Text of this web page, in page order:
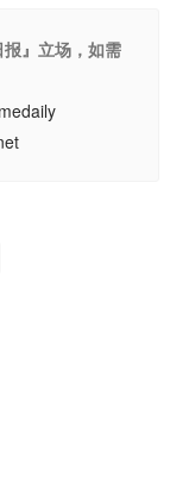
』立场，如需